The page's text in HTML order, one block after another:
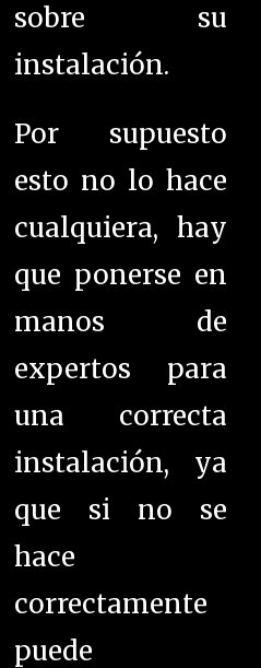
sobre su
instalación.
Por supuesto
esto no lo hace
cualquiera, hay
que ponerse en
manos de
expertos para
una correcta
instalación, ya
que si no se
hace
correctamente
puede